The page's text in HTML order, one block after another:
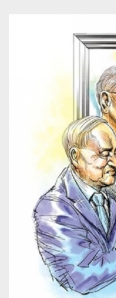
立即擴散到全島。
台灣人們打算靠自
石自大陸派遣軍隊
台灣，據說共有二
殺。 正確的犧牲
期，在台南有一位
政府對抗的英雄。
八事件波及台南，
時，是他拼命阻止
奔走；當國民黨軍
起身，與之對抗。
人的湯德章，父親
如同字面上所述，
「日本與台灣」之
的父親出生於九州
爭後，台灣依馬關
灣的發展及維持治
十年後發生的西來
此時湯德章剛滿八
湯德章依然深愛著